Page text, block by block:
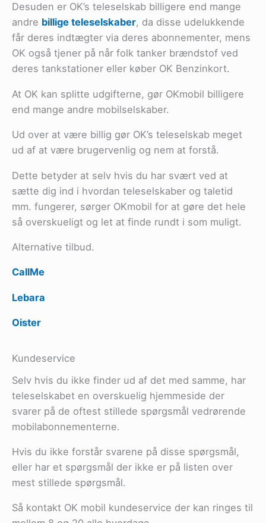
Desuden er OK’s teleselskab billigere end mange
andre billige teleselskaber, da disse udelukkende
får deres indtægter via deres abonnementer, mens
OK også tjener på når folk tanker brændstof ved
deres tankstationer eller køber OK Benzinkort.
At OK kan splitte udgifterne, gør OKmobil billigere
end mange andre mobilselskaber.
Ud over at være billig gør OK’s teleselskab meget
ud af at være brugervenlig og nem at forstå.
Dette betyder at selv hvis du har svært ved at
sætte dig ind i hvordan teleselskaber og taletid
mm. fungerer, sørger OKmobil for at gøre det hele
så overskueligt og let at finde rundt i som muligt.
Alternative tilbud.
CallMe
Lebara
Oister
Kundeservice
Selv hvis du ikke finder ud af det med samme, har
teleselskabet en overskuelig hjemmeside der
svarer på de oftest stillede spørgsmål vedrørende
mobilabonnementerne.
Hvis du ikke forstår svarene på disse spørgsmål,
eller har et spørgsmål der ikke er på listen over
mest stillede spørgsmål.
Så kontakt OK mobil kundeservice der kan ringes til